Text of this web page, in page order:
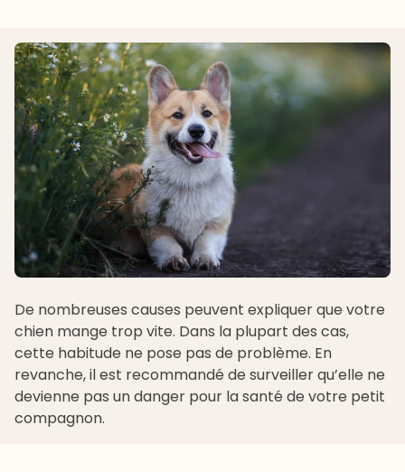
De nombreuses causes peuvent expliquer que votre
chien mange trop vite. Dans la plupart des cas,
cette habitude ne pose pas de problème. En
revanche, il est recommandé de surveiller qu’elle ne
devienne pas un danger pour la santé de votre petit
compagnon.